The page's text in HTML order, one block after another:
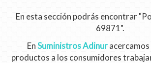
En esta sección podrás encontrar
69871".
EnSuministros Adinur
productos a los consumidores